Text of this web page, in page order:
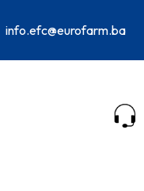
info.efc@eurofarm.ba